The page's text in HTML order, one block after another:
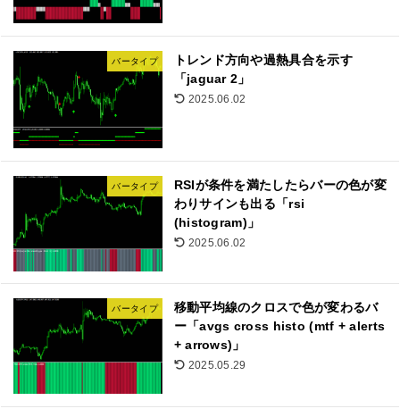
バータイプ
トレンド方向や過熱具合を示す
「jaguar 2」
2025.06.02
バータイプ
RSIが条件を満たしたらバーの色が変
わりサインも出る「rsi
(histogram)」
2025.06.02
バータイプ
移動平均線のクロスで色が変わるバ
ー「avgs cross histo (mtf + alerts
+ arrows)」
2025.05.29